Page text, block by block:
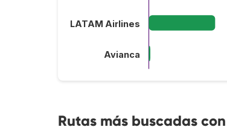
LATAM Airlines
Avianca
Rutas más buscadas